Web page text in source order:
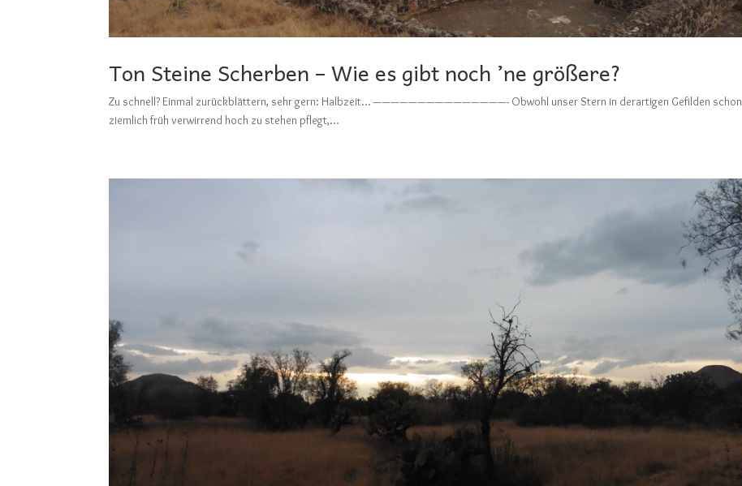
Ton Steine Scherben – Wie es gibt noch ’ne größere?
Zu schnell? Einmal zurückblättern, sehr gern: Halbzeit… ———————————————- Obwohl unser Stern in derartigen Gefilden schon
ziemlich früh verwirrend hoch zu stehen pflegt,...